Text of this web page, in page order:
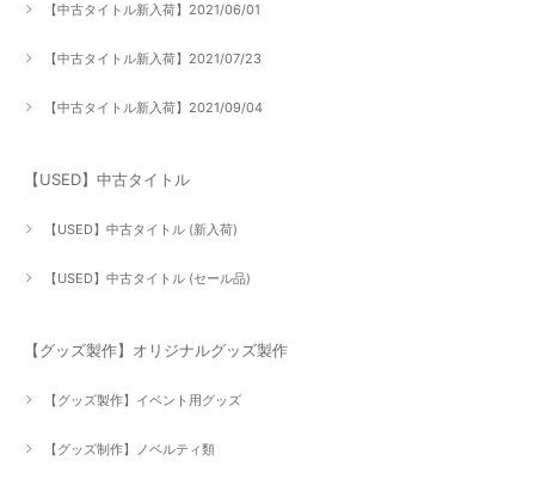
【中古タイトル新入荷】2021/06/01
【中古タイトル新入荷】2021/07/23
【中古タイトル新入荷】2021/09/04
【USED】中古タイトル
【USED】中古タイトル (新入荷)
【USED】中古タイトル (セール品)
【グッズ製作】オリジナルグッズ製作
【グッズ製作】イベント用グッズ
【グッズ制作】ノベルティ類